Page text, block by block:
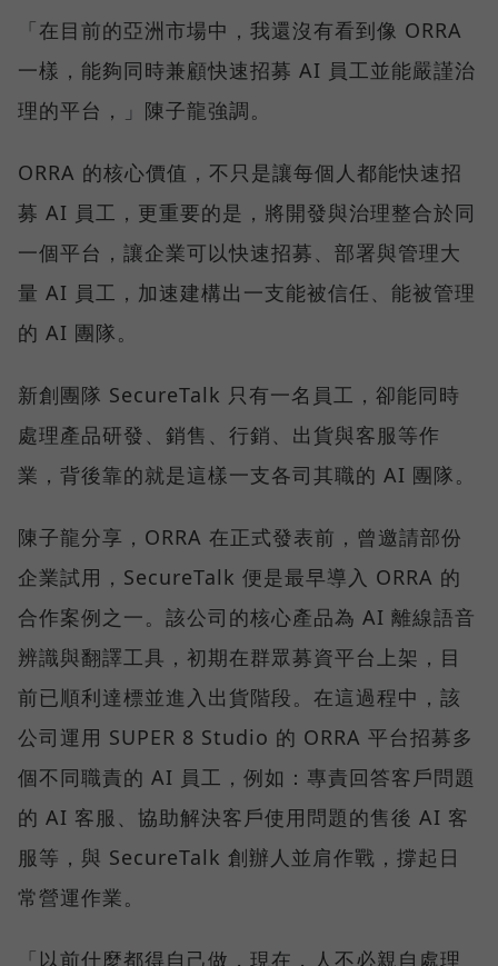
「在目前的亞洲市場中，我還沒有看到像 ORRA
一樣，能夠同時兼顧快速招募 AI 員工並能嚴謹治
理的平台，」陳子龍強調。
ORRA 的核心價值，不只是讓每個人都能快速招
募 AI 員工，更重要的是，將開發與治理整合於同
一個平台，讓企業可以快速招募、部署與管理大
量 AI 員工，加速建構出一支能被信任、能被管理
的 AI 團隊。
新創團隊 SecureTalk 只有一名員工，卻能同時
處理產品研發、銷售、行銷、出貨與客服等作
業，背後靠的就是這樣一支各司其職的 AI 團隊。
陳子龍分享，ORRA 在正式發表前，曾邀請部份
企業試用，SecureTalk 便是最早導入 ORRA 的
合作案例之一。該公司的核心產品為 AI 離線語音
辨識與翻譯工具，初期在群眾募資平台上架，目
前已順利達標並進入出貨階段。在這過程中，該
公司運用 SUPER 8 Studio 的 ORRA 平台招募多
個不同職責的 AI 員工，例如：專責回答客戶問題
的 AI 客服、協助解決客戶使用問題的售後 AI 客
服等，與 SecureTalk 創辦人並肩作戰，撐起日
常營運作業。
「以前什麼都得自己做，現在，人不必親自處理